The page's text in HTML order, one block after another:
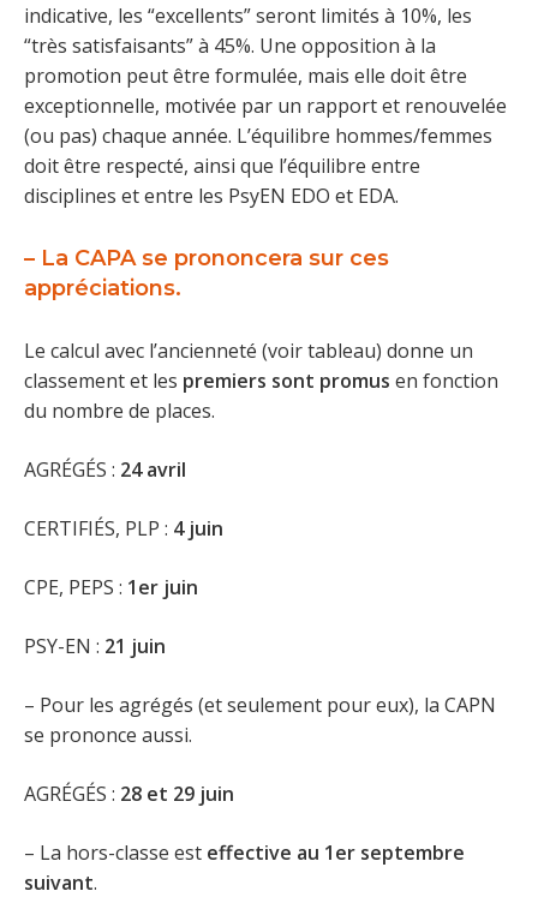
indicative, les “excellents” seront limités à 10%, les
“très satisfaisants” à 45%. Une opposition à la
promotion peut être formulée, mais elle doit être
exceptionnelle, motivée par un rapport et renouvelée
(ou pas) chaque année. L’équilibre hommes/femmes
doit être respecté, ainsi que l’équilibre entre
disciplines et entre les PsyEN EDO et EDA.
– La CAPA se prononcera sur ces
appréciations.
Le calcul avec l’ancienneté (voir tableau) donne un
classement et les premiers sont promus en fonction
du nombre de places.
AGRÉGÉS : 24 avril
CERTIFIÉS, PLP : 4 juin
CPE, PEPS : 1er juin
PSY-EN : 21 juin
– Pour les agrégés (et seulement pour eux), la CAPN
se prononce aussi.
AGRÉGÉS : 28 et 29 juin
– La hors-classe est effective au 1er septembre
suivant.